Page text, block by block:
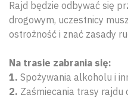
Rajd będzie odbywać się
drogowym, uczestnicy
ostrożność i znać zasady
Na trasie zabrania się:
1. Spożywania alkoholu i
2. Zaśmiecania trasy rajdu